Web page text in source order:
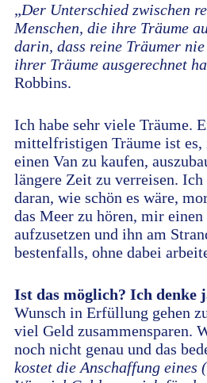
„Der Unterschied zwischen
Menschen, die ihre Träume
darin, dass reine Träumer
ihrer Träume ausgerechnet
Robbins.
Ich habe sehr viele Träume.
mittelfristigen Träume ist es,
einen Van zu kaufen,
längere Zeit zu verreisen.
daran, wie schön es wäre,
das Meer zu hören, mir einen
aufzusetzen und ihn am
bestenfalls, ohne dabei
Ist das möglich? Ich denke
Wunsch in Erfüllung gehen
viel Geld zusammensparen.
noch nicht genau und das
kostet die Anschaffung eines